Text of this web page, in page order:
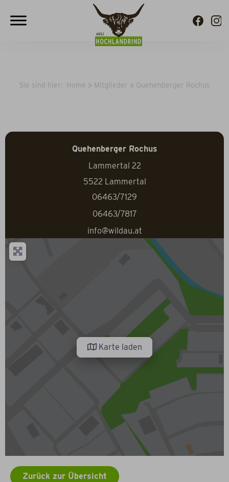
Sie sind hier: Home » Mitglieder » Quehenberger Rochus
Quehenberger Rochus
Lammertal 22
5522 Lammertal
06463/7129
06463/7817
info@wildau.at
Karte laden
Zurück zur Übersicht